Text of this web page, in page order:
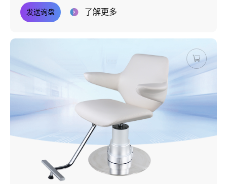
发送询盘 了解更多